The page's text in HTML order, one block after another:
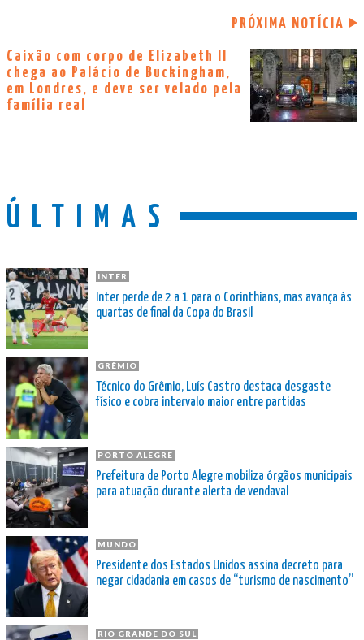
PRÓXIMA NOTÍCIA
Caixão com corpo de Elizabeth II
chega ao Palácio de Buckingham,
em Londres, e deve ser velado pela
família real
ÚLTIMAS
INTER
Inter perde de 2 a 1 para o Corinthians, mas avança às
quartas de final da Copa do Brasil
GRÊMIO
Técnico do Grêmio, Luís Castro destaca desgaste
físico e cobra intervalo maior entre partidas
PORTO ALEGRE
Prefeitura de Porto Alegre mobiliza órgãos municipais
para atuação durante alerta de vendaval
MUNDO
Presidente dos Estados Unidos assina decreto para
negar cidadania em casos de “turismo de nascimento”
RIO GRANDE DO SUL